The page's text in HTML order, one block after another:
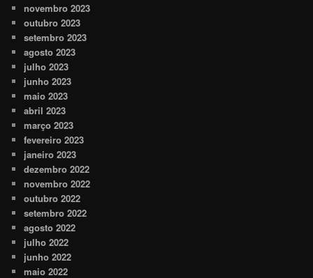
novembro 2023
outubro 2023
setembro 2023
agosto 2023
julho 2023
junho 2023
maio 2023
abril 2023
março 2023
fevereiro 2023
janeiro 2023
dezembro 2022
novembro 2022
outubro 2022
setembro 2022
agosto 2022
julho 2022
junho 2022
maio 2022